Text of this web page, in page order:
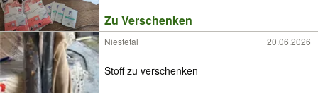
Zu Verschenken
Niestetal 20.06.2026
Stoff zu verschenken